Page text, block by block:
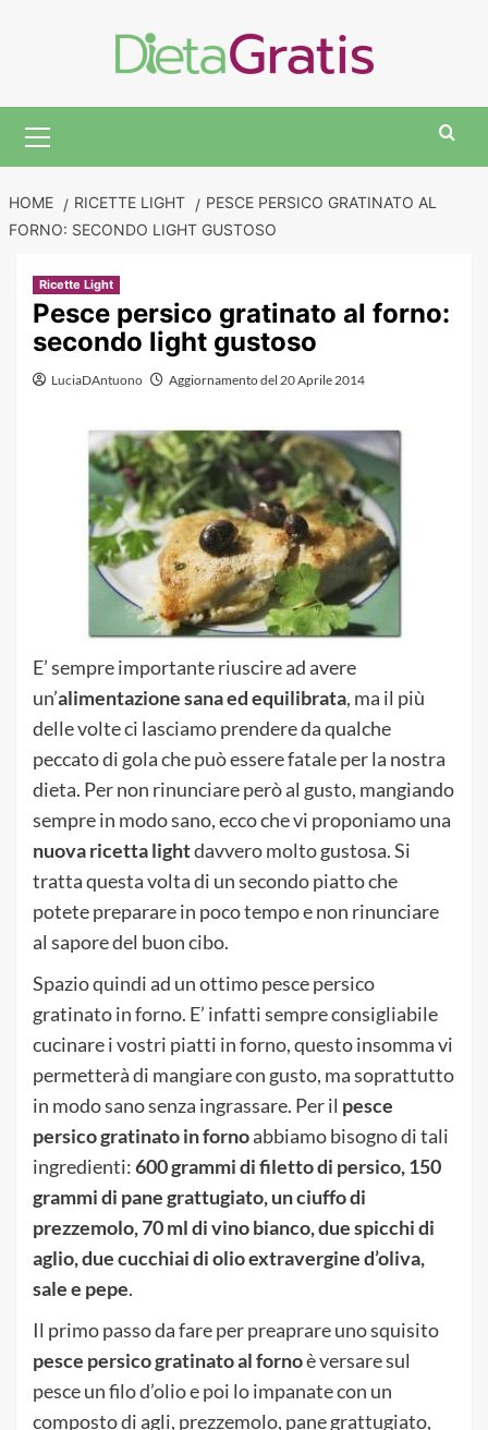
Menu
HOME RICETTE LIGHT
PESCE PERSICO GRATINATO AL
FORNO: SECONDO LIGHT GUSTOSO
Ricette Light
Pesce persico gratinato al forno:
secondo light gustoso
LuciaDAntuono Aggiornamento del 20 Aprile 2014
E’ sempre importante riuscire ad avere
un’alimentazione sana ed equilibrata, ma il più
delle volte ci lasciamo prendere da qualche
peccato di gola che può essere fatale per la nostra
dieta. Per non rinunciare però al gusto, mangiando
sempre in modo sano, ecco che vi proponiamo una
nuova ricetta lightdavvero molto gustosa. Si
tratta questa volta di un secondo piatto che
potete preparare in poco tempo e non rinunciare
al sapore del buon cibo.
Spazio quindi ad un ottimo pesce persico
gratinato in forno. E’ infatti sempre consigliabile
cucinare i vostri piatti in forno, questo insomma vi
permetterà di mangiare con gusto, ma soprattutto
in modo sano senza ingrassare. Per il pesce
persico gratinato in fornoabbiamo bisogno di tali
ingredienti:600 grammi di filetto di persico, 150
grammi di pane grattugiato, un ciuffo di
prezzemolo, 70 ml di vino bianco, due spicchi di
aglio, due cucchiai di olio extravergine d’oliva,
sale e pepe.
Il primo passo da fare per preaprare uno squisito
pesce persico gratinato al fornoè versare sul
pesce un filo d’olio e poi lo impanate con un
composto di agli, prezzemolo, pane grattugiato,